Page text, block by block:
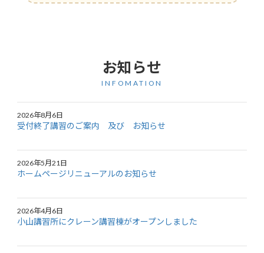
お知らせ
INFOMATION
2026年8月6日
受付終了講習のご案内 及び お知らせ
2026年5月21日
ホームページリニューアルのお知らせ
2026年4月6日
小山講習所にクレーン講習棟がオープンしました